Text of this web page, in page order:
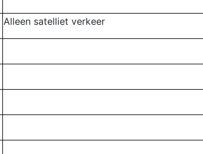
Alleen satelliet verkeer